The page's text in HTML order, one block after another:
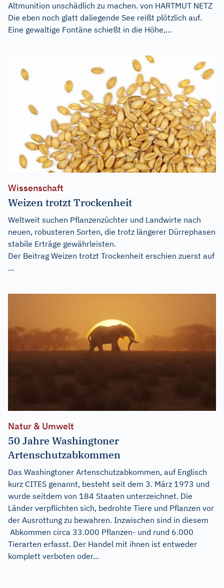
Altmunition unschädlich zu machen. von HARTMUT NETZ
Die eben noch glatt daliegende See reißt plötzlich auf.
Eine gewaltige Fontäne schießt in die Höhe,...
Wissenschaft
Weizen trotzt Trockenheit
Weltweit suchen Pflanzenzüchter und Landwirte nach
neuen, robusteren Sorten, die trotz längerer Dürrephasen
stabile Erträge gewährleisten.
Der Beitrag Weizen trotzt Trockenheit erschien zuerst auf
...
Natur & Umwelt
50 Jahre Washingtoner
Artenschutzabkommen
Das Washingtoner Artenschutzabkommen, auf Englisch
kurz CITES genannt, besteht seit dem 3. März 1973 und
wurde seitdem von 184 Staaten unterzeichnet. Die
Länder verpflichten sich, bedrohte Tiere und Pflanzen vor
der Ausrottung zu bewahren. Inzwischen sind in diesem
Abkommen circa 33.000 Pflanzen- und rund 6.000
Tierarten erfasst. Der Handel mit ihnen ist entweder
komplett verboten oder...